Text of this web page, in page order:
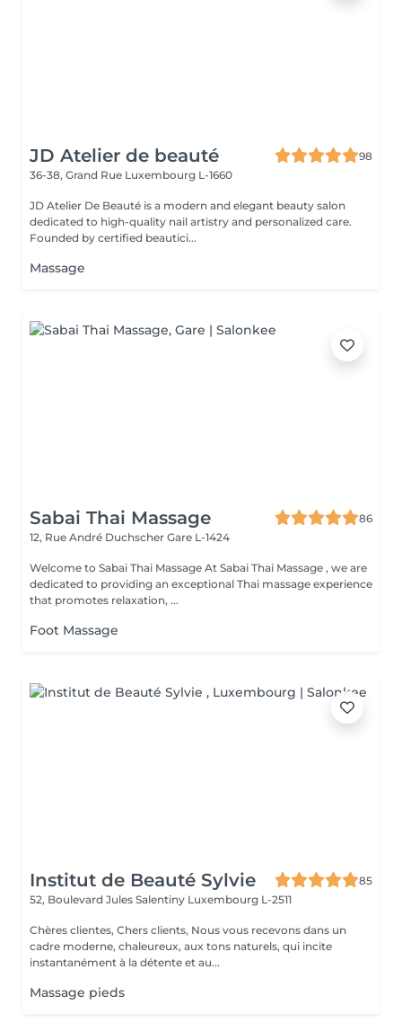
JD Atelier de beauté
98
36-38, Grand Rue Luxembourg L-1660
JD Atelier De Beauté is a modern and elegant beauty salon
dedicated to high-quality nail artistry and personalized care.
Founded by certified beautici...
Massage
Sabai Thai Massage
86
12, Rue André Duchscher Gare L-1424
Welcome to Sabai Thai Massage At Sabai Thai Massage , we are
dedicated to providing an exceptional Thai massage experience
that promotes relaxation, ...
Foot Massage
Institut de Beauté Sylvie
85
52, Boulevard Jules Salentiny Luxembourg L-2511
Chères clientes, Chers clients, Nous vous recevons dans un
cadre moderne, chaleureux, aux tons naturels, qui incite
instantanément à la détente et au...
Massage pieds